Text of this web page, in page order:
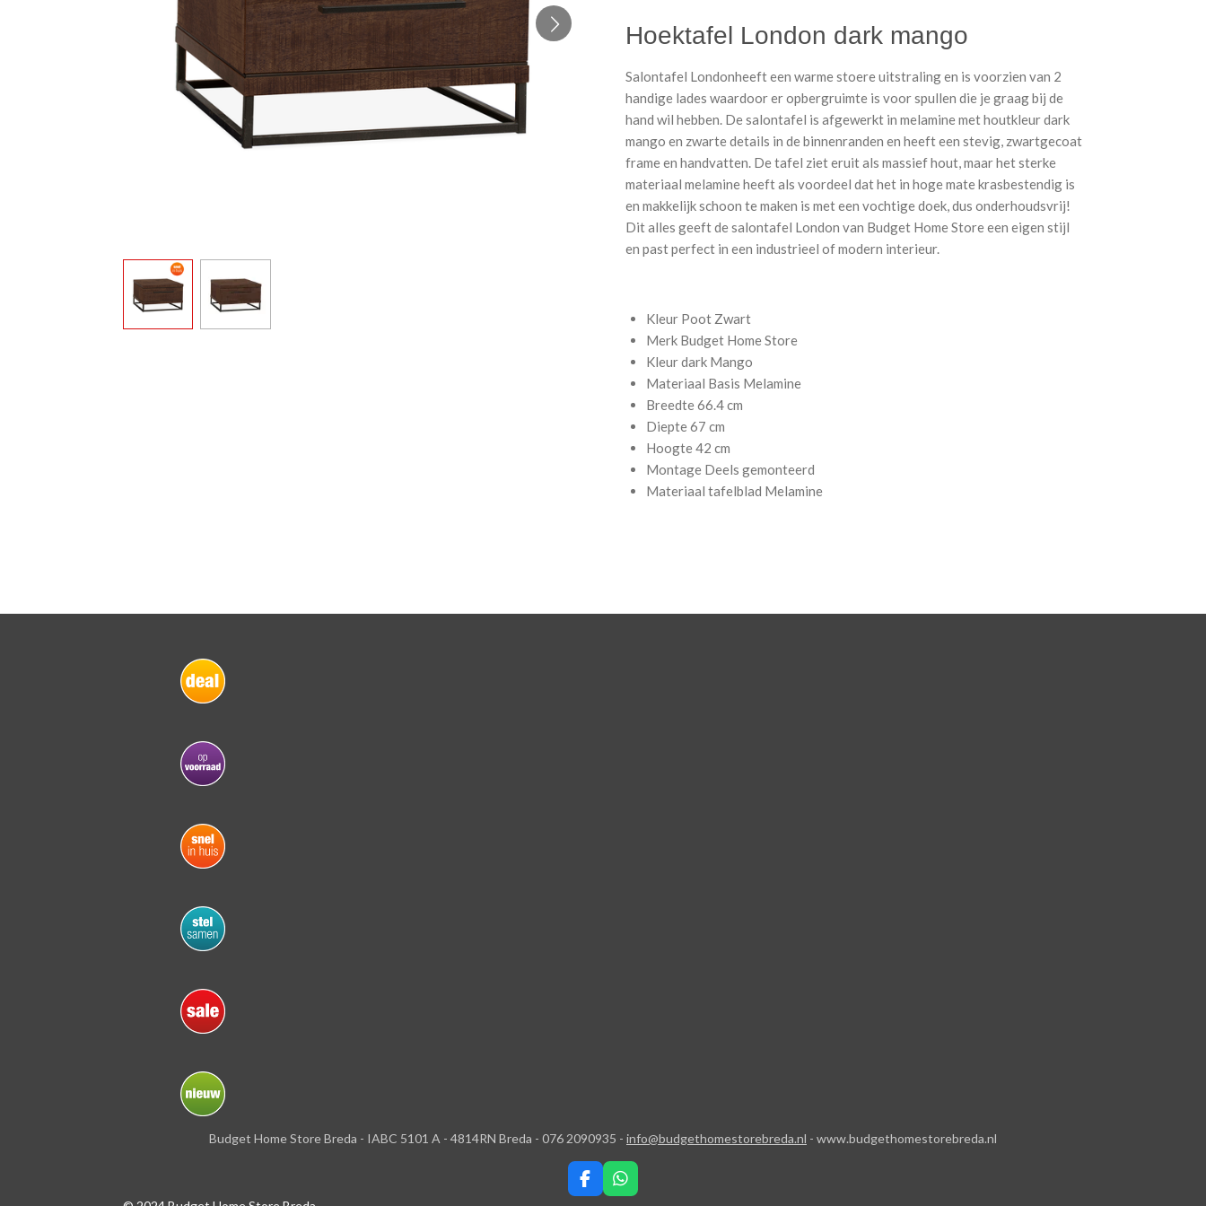
Hoektafel London dark mango
Salontafel Londonheeft een warme stoere uitstraling en is voorzien van 2
handige lades waardoor er opbergruimte is voor spullen die je graag bij de
hand wil hebben. De salontafel is afgewerkt in melamine met houtkleur dark
mango en zwarte details in de binnenranden en heeft een stevig, zwartgecoat
frame en handvatten. De tafel ziet eruit als massief hout, maar het sterke
materiaal melamine heeft als voordeel dat het in hoge mate krasbestendig is
en makkelijk schoon te maken is met een vochtige doek, dus onderhoudsvrij!
Dit alles geeft de salontafel London van Budget Home Store een eigen stijl
en past perfect in een industrieel of modern interieur.
Kleur Poot Zwart
Merk Budget Home Store
Kleurdark Mango
Materiaal Basis Melamine
Breedte66.4 cm
Diepte67 cm
Hoogte42 cm
Montage Deels gemonteerd
Materiaal tafelblad Melamine
Budget Home Store Breda - IABC 5101 A - 4814RN Breda - 076 2090935 - info@budgethomestorebreda.nl - www.budgethomestorebreda.nl
F
a
W
h